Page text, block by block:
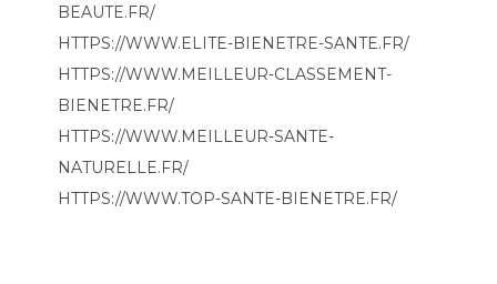
BEAUTE.FR/
HTTPS://WWW.ELITE-BIENETRE-SANTE.FR/
HTTPS://WWW.MEILLEUR-CLASSEMENT-
BIENETRE.FR/
HTTPS://WWW.MEILLEUR-SANTE-
NATURELLE.FR/
HTTPS://WWW.TOP-SANTE-BIENETRE.FR/